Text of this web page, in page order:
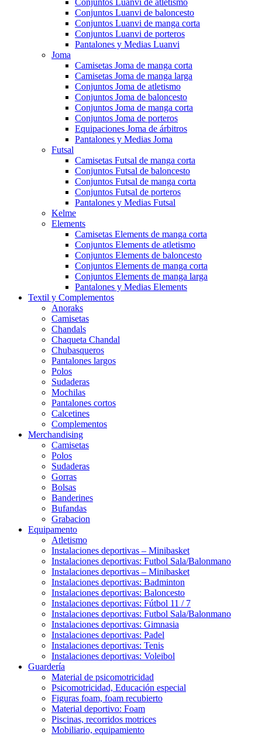
Conjuntos Luanvi de atletismo
Conjuntos Luanvi de baloncesto
Conjuntos Luanvi de manga corta
Conjuntos Luanvi de porteros
Pantalones y Medias Luanvi
Joma
Camisetas Joma de manga corta
Camisetas Joma de manga larga
Conjuntos Joma de atletismo
Conjuntos Joma de baloncesto
Conjuntos Joma de manga corta
Conjuntos Joma de porteros
Equipaciones Joma de árbitros
Pantalones y Medias Joma
Futsal
Camisetas Futsal de manga corta
Conjuntos Futsal de baloncesto
Conjuntos Futsal de manga corta
Conjuntos Futsal de porteros
Pantalones y Medias Futsal
Kelme
Elements
Camisetas Elements de manga corta
Conjuntos Elements de atletismo
Conjuntos Elements de baloncesto
Conjuntos Elements de manga corta
Conjuntos Elements de manga larga
Pantalones y Medias Elements
Textil y Complementos
Anoraks
Camisetas
Chandals
Chaqueta Chandal
Chubasqueros
Pantalones largos
Polos
Sudaderas
Mochilas
Pantalones cortos
Calcetines
Complementos
Merchandising
Camisetas
Polos
Sudaderas
Gorras
Bolsas
Banderines
Bufandas
Grabacion
Equipamento
Atletismo
Instalaciones deportivas – Minibasket
Instalaciones deportivas: Futbol Sala/Balonmano
Instalaciones deportivas – Minibasket
Instalaciones deportivas: Badminton
Instalaciones deportivas: Baloncesto
Instalaciones deportivas: Fútbol 11 / 7
Instalaciones deportivas: Futbol Sala/Balonmano
Instalaciones deportivas: Gimnasia
Instalaciones deportivas: Padel
Instalaciones deportivas: Tenis
Instalaciones deportivas: Voleibol
Guardería
Material de psicomotricidad
Psicomotricidad, Educación especial
Figuras foam, foam recubierto
Material deportivo: Foam
Piscinas, recorridos motrices
Mobiliario, equipamiento